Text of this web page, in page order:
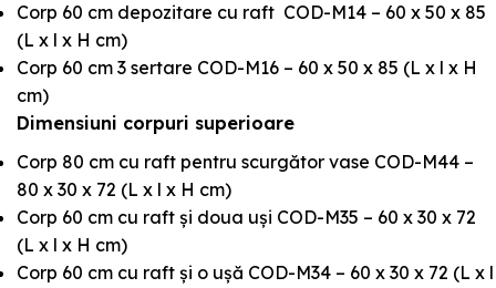
Corp 60 cm depozitare cu raft COD-M14 – 60 x 50 x 85
(L x l x H cm)
Corp 60 cm 3 sertare COD-M16 – 60 x 50 x 85 (L x l x H
cm)
Dimensiuni corpuri superioare
Corp 80 cm cu raft pentru scurgător vase COD-M44 –
80 x 30 x 72 (L x l x H cm)
Corp 60 cm cu raft și doua uși COD-M35 – 60 x 30 x 72
(L x l x H cm)
Corp 60 cm cu raft și o ușă COD-M34 – 60 x 30 x 72 (L x l